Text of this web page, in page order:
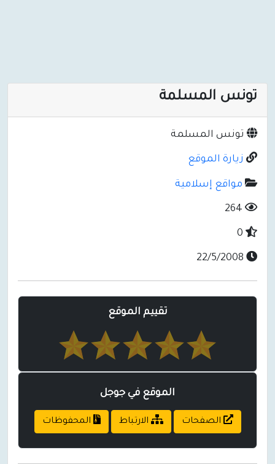
تونس المسلمة
تونس المسلمة
زيارة الموقع
مواقع إسلامية
تقييم الموقع
الموقع في جوجل
الصفحات الارتباط المحفوظات